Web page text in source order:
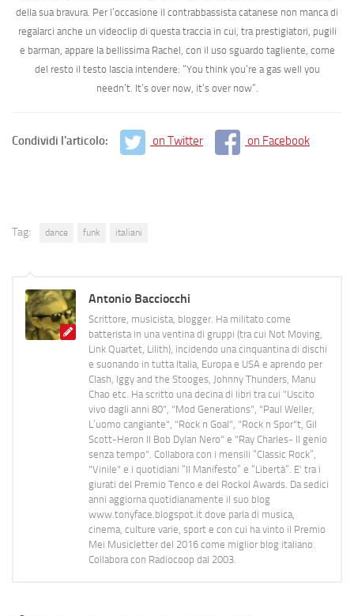
della sua bravura. Per l’occasione il contrabbassista catanese non manca di
regalarci anche un videoclip di questa traccia in cui, tra prestigiatori, pugili
e barman, appare la bellissima Rachel, con il uso sguardo tagliente, come
del resto il testo lascia intendere: “You think you’re a gas well you
needn’t. It’s over now, it’s over now”.
Condividi l'articolo: on Twitter on Facebook
Tag: dance funk italiani
Antonio Bacciocchi
Scrittore, musicista, blogger. Ha militato come
batterista in una ventina di gruppi (tra cui Not Moving,
Link Quartet, Lilith), incidendo una cinquantina di dischi
e suonando in tutta Italia, Europa e USA e aprendo per
Clash, Iggy and the Stooges, Johnny Thunders, Manu
Chao etc. Ha scritto una decina di libri tra cui "Uscito
vivo dagli anni 80", "Mod Generations", "Paul Weller,
L’uomo cangiante", "Rock n Goal", "Rock n Spor"t, Gil
Scott-Heron Il Bob Dylan Nero" e "Ray Charles- Il genio
senza tempo". Collabora con i mensili “Classic Rock”,
"Vinile" e i quotidiani “Il Manifesto” e “Libertà”. E' tra i
giurati del Premio Tenco e del Rockol Awards. Da sedici
anni aggiorna quotidianamente il suo blog
www.tonyface.blogspot.it dove parla di musica,
cinema, culture varie, sport e con cui ha vinto il Premio
Mei Musicletter del 2016 come miglior blog italiano.
Collabora con Radiocoop dal 2003.